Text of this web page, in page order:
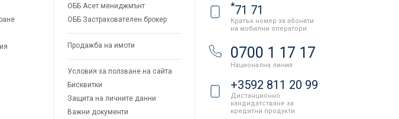
ОББ Асет мениджмънт
ОББ Застрахователен брокер
Продажба на имоти
Условия за ползване на сайта
Бисквитки
Защита на личните данни
Важни документи
*71 71
Кратък номер за абонати
на мобилни оператори
0700 1 17 17
Национална линия
+3592 811 20 99
Дистанционно
кандидатстване за
кредитни продукти